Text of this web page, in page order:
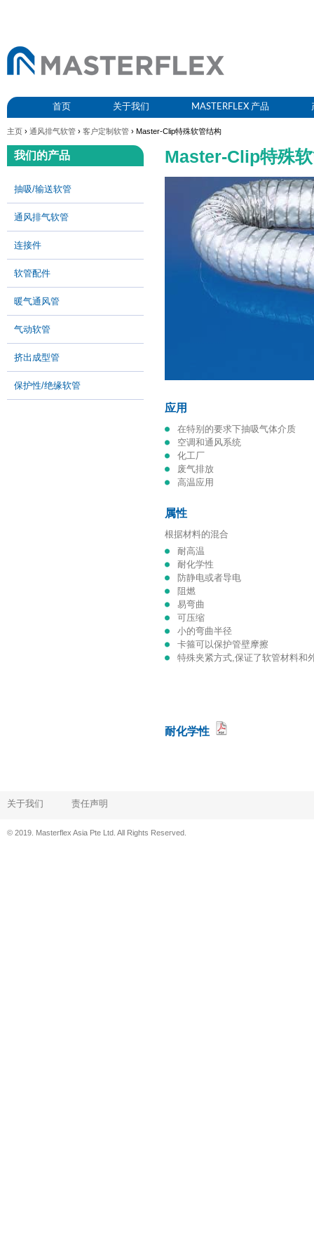
首页 关于我们 MASTERFLEX 产品
主页 › 通风排气软管 › 客户定制软管 › Master-Clip特殊软管结构
Master-Clip特殊
应用
在特别的要求下抽吸气体介质
空调和通风系统
化工厂
废气排放
高温应用
属性
根据材料的混合
耐高温
耐化学性
防静电或者导电
阻燃
易弯曲
可压缩
小的弯曲半径
卡箍可以保护管壁摩擦
特殊夹紧方式,保证了软管材料和
耐化学性
我们的产品
抽吸/输送软管
通风排气软管
连接件
软管配件
暖气通风管
气动软管
挤出成型管
保护性/绝缘软管
关于我们 责任声明
© 2019. Masterflex Asia Pte Ltd. All Rights Reserved.